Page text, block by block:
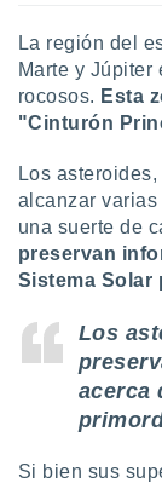
el sitio
se
para
o
aunque
no
acceder a
web a
La región del
Marte y Júpiter
rocosos. Esta
"Cinturón
Los
alcanzar
una suerte de
preservan
Sistema Solar
Los
acerca
Si bien sus